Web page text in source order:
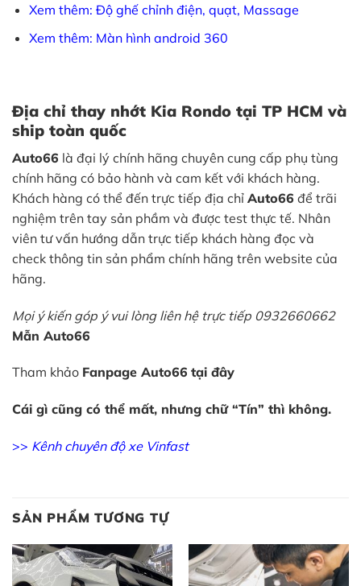
Xem thêm: Độ ghế chỉnh điện, quạt, Massage
Xem thêm: Màn hình android 360
Địa chỉ thay nhớt Kia Rondo tại TP HCM và
ship toàn quốc
Auto66 là đại lý chính hãng chuyên cung cấp phụ tùng
chính hãng có bảo hành và cam kết với khách hàng.
Khách hàng có thể đến trực tiếp địa chỉ Auto66 để trãi
nghiệm trên tay sản phầm và được test thực tế. Nhân
viên tư vấn hướng dẫn trực tiếp khách hàng đọc và
check thông tin sản phẩm chính hãng trên website của
hãng.
Mọi ý kiến góp ý vui lòng liên hệ trực tiếp 0932660662
Mẫn Auto66
Tham khảo Fanpage Auto66 tại đây
Cái gì cũng có thể mất, nhưng chữ “Tín” thì không.
>> Kênh chuyên độ xe Vinfast
SẢN PHẨM TƯƠNG TỰ